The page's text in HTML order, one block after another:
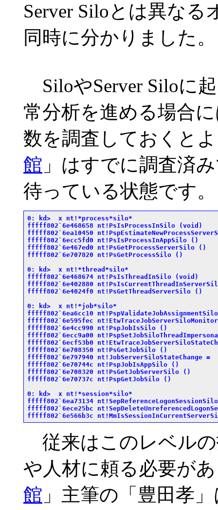
Server Siloとは異な
同時に分かりました。
SiloやServer Siloに
常分析を進める場合
数を調査しておくと
館 」はすでに調査済
待っている状態です。
0: kd>  x nt!*process*silo*
fffff802`6e468658 nt!PsIsProcessInSilo (void)
fffff802`6ea10450
fffff802`6ecc5fd0 nt!PsIsProcessInAppSilo ( )
fffff802`6e467ed0 nt!PsGetProcessServerSilo ( )
fffff802`6e707820 nt!PsGetProcessSilo ( )
0: kd>  x nt!*thread*silo*
fffff802`6e468674 nt!PsIsThreadInSilo (void)
fffff802`6e402880
fffff802`6e4024f0 nt!PsGetThreadServerSilo ( )
0: kd>  x nt!*job*silo*
fffff802`6ea6cc10
fffff802`6e595fec
fffff802`6e4cc990 nt!PspJobIsSilo ( )
fffff802`6ecc9a00
fffff802`6ecf53b0
fffff802`6e708350 nt!PsGetJobSilo ( )
fffff802`6e797940 nt!JobServerSiloStateChange =
fffff802`6e70744c nt!PspJobIsAppSilo ( )
fffff802`6e708320 nt!PsGetJobServerSilo ( )
fffff802`6e70737c nt!PspGetJobSilo ( )
0: kd>  x nt!*session*silo*
fffff802`6ea73134
fffff802`6ece25bc
fffff802`6e566b3c
従来はこのレベル
や人材に頼る必要が
館 」主筆の「豊田孝